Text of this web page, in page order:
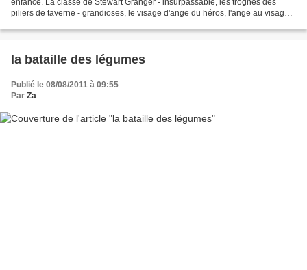
enfance. La classe de Stewart Granger - insurpassable, les trognes des
piliers de taverne - grandioses, le visage d'ange du héros, l'ange au visage
la bataille des légumes
Publié le 08/08/2011 à 09:55
Par Za